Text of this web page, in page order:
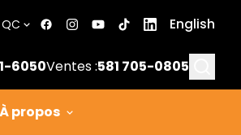
English
6050Ventes :581 705-0805
À propos